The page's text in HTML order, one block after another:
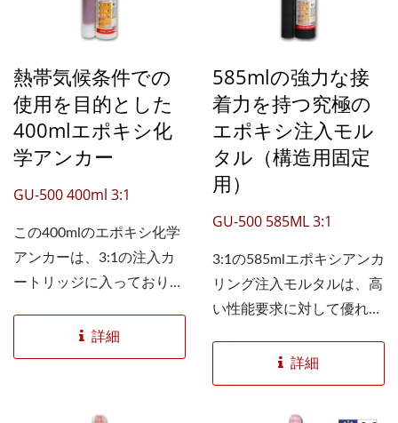
熱帯気候条件での
使用を目的とした
400mlエポキシ化
学アンカー
GU-500 400ml 3:1
この400mlのエポキシ化学
アンカーは、3:1の注入カ
ートリッジに入っており、
ーに設計されています。特
に熱帯気候や夏の月の建設
詳細
585mlの強力な接
着力を持つ究極の
エポキシ注入モル
タル（構造用固定
用）
GU-500 585ML 3:1
3:1の585mlエポキシアンカ
リング注入モルタルは、高
い性能要求に対して優れた
す。 エポキシ化学アンカ
ーは、プレキャストコンク
詳細